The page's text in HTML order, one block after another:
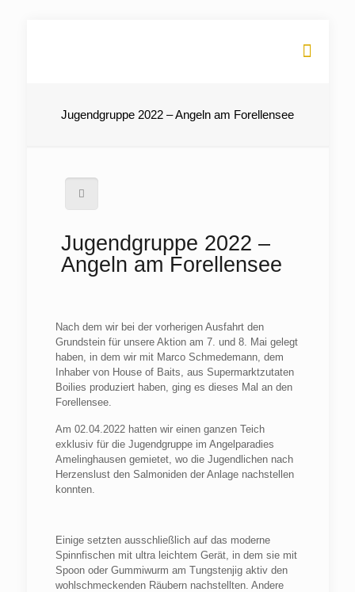
Jugendgruppe 2022 – Angeln am Forellensee
Jugendgruppe 2022 –
Angeln am Forellensee
Nach dem wir bei der vorherigen Ausfahrt den
Grundstein für unsere Aktion am 7. und 8. Mai gelegt
haben, in dem wir mit Marco Schmedemann, dem
Inhaber von House of Baits, aus Supermarktzutaten
Boilies produziert haben, ging es dieses Mal an den
Forellensee.
Am 02.04.2022 hatten wir einen ganzen Teich
exklusiv für die Jugendgruppe im Angelparadies
Amelinghausen gemietet, wo die Jugendlichen nach
Herzenslust den Salmoniden der Anlage nachstellen
konnten.
Einige setzten ausschließlich auf das moderne
Spinnfischen mit ultra leichtem Gerät, in dem sie mit
Spoon oder Gummiwurm am Tungstenjig aktiv den
wohlschmeckenden Räubern nachstellten. Andere